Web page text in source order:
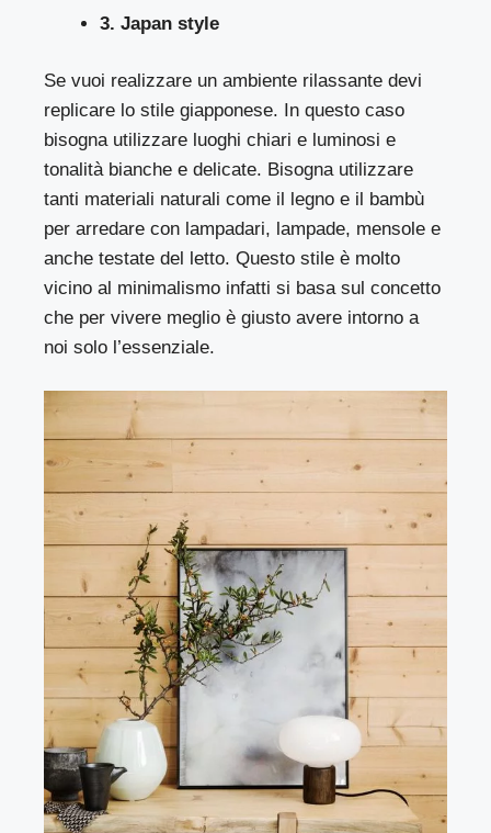
3. Japan style
Se vuoi realizzare un ambiente rilassante devi
replicare lo stile giapponese. In questo caso
bisogna utilizzare luoghi chiari e luminosi e
tonalità bianche e delicate. Bisogna utilizzare
tanti materiali naturali come il legno e il bambù
per arredare con lampadari, lampade, mensole e
anche testate del letto. Questo stile è molto
vicino al minimalismo infatti si basa sul concetto
che per vivere meglio è giusto avere intorno a
noi solo l’essenziale.